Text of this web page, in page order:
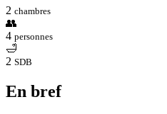
2 chambres
👥
4 personnes
🛁
2 SDB
En bref